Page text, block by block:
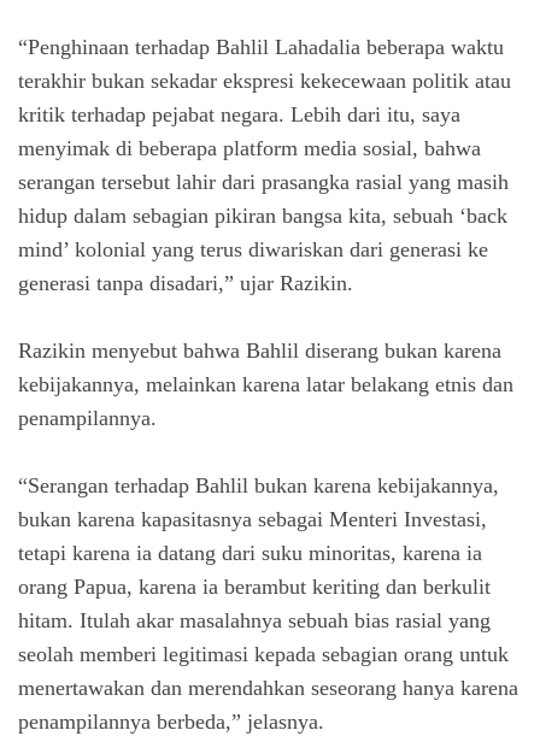
“Penghinaan terhadap Bahlil Lahadalia beberapa waktu
terakhir bukan sekadar ekspresi kekecewaan politik atau
kritik terhadap pejabat negara. Lebih dari itu, saya
menyimak di beberapa platform media sosial, bahwa
serangan tersebut lahir dari prasangka rasial yang masih
hidup dalam sebagian pikiran bangsa kita, sebuah ‘back
mind’ kolonial yang terus diwariskan dari generasi ke
generasi tanpa disadari,” ujar Razikin.
Razikin menyebut bahwa Bahlil diserang bukan karena
kebijakannya, melainkan karena latar belakang etnis dan
penampilannya.
“Serangan terhadap Bahlil bukan karena kebijakannya,
bukan karena kapasitasnya sebagai Menteri Investasi,
tetapi karena ia datang dari suku minoritas, karena ia
orang Papua, karena ia berambut keriting dan berkulit
hitam. Itulah akar masalahnya sebuah bias rasial yang
seolah memberi legitimasi kepada sebagian orang untuk
menertawakan dan merendahkan seseorang hanya karena
penampilannya berbeda,” jelasnya.